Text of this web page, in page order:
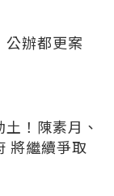
公辦都更案
！陳素月、
將繼續爭取